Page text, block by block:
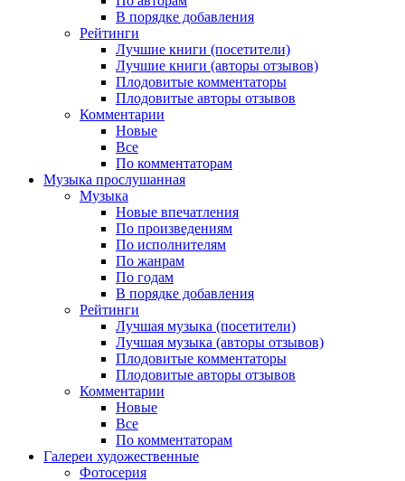
В порядке добавления
Рейтинги
Лучшие книги (посетители)
Лучшие книги (авторы отзывов)
Плодовитые комментаторы
Плодовитые авторы отзывов
Комментарии
Новые
Все
По комментаторам
Музыка прослушанная
Музыка
Новые впечатления
По произведениям
По исполнителям
По жанрам
По годам
В порядке добавления
Рейтинги
Лучшая музыка (посетители)
Лучшая музыка (авторы отзывов)
Плодовитые комментаторы
Плодовитые авторы отзывов
Комментарии
Новые
Все
По комментаторам
Галереи художественные
Фотосерия